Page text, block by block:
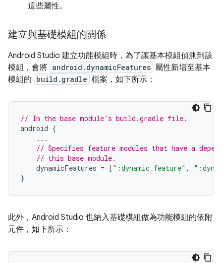
這些屬性。
建立與基礎模組的關係
Android Studio 建立功能模組時，為了讓基本模組偵測到該
模組，會將 android.dynamicFeatures 屬性新增至基本
模組的 build.gradle 檔案，如下所示：
// In the base module’s build.gradle file.
android {
...
// Specifies feature modules that have a
// this base module.
dynamicFeatures = [ ":dynamic_feature" ,
}
此外，Android Studio 也納入基礎模組做為功能模組的依附
元件，如下所示：